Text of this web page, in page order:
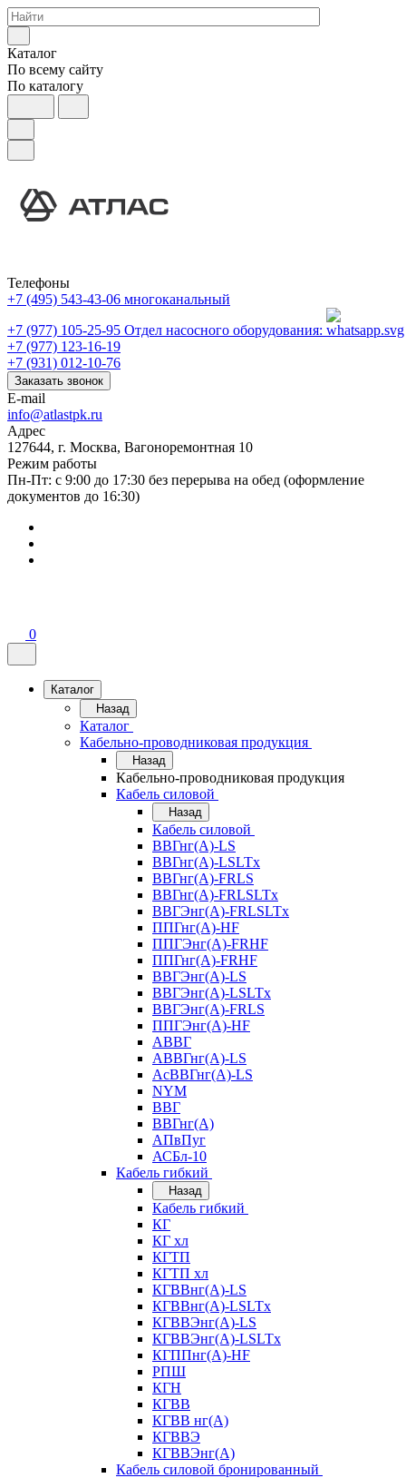
Каталог
По всему сайту
По каталогу
Телефоны
+7 (495) 543-43-06 многоканальный
+7 (977) 105-25-95 Отдел насосного оборудования:
+7 (977) 123-16-19
+7 (931) 012-10-76
Заказать звонок
E-mail
info@atlastpk.ru
Адрес
127644, г. Москва, Вагоноремонтная 10
Режим работы
Пн-Пт: с 9:00 до 17:30 без перерыва на обед (оформление
документов до 16:30)
0
Каталог
Назад
Каталог
Кабельно-проводниковая продукция
Назад
Кабельно-проводниковая продукция
Кабель силовой
Назад
Кабель силовой
ВВГнг(А)-LS
ВВГнг(А)-LSLTx
ВВГнг(А)-FRLS
ВВГнг(А)-FRLSLTx
ВВГЭнг(А)-FRLSLTx
ППГнг(А)-HF
ППГЭнг(А)-FRHF
ППГнг(А)-FRHF
ВВГЭнг(А)-LS
ВВГЭнг(А)-LSLTx
ВВГЭнг(А)-FRLS
ППГЭнг(А)-HF
АВВГ
АВВГнг(А)-LS
АсВВГнг(А)-LS
NYM
ВВГ
ВВГнг(А)
АПвПуг
АСБл-10
Кабель гибкий
Назад
Кабель гибкий
КГ
КГ хл
КГТП
КГТП хл
КГВВнг(А)-LS
КГВВнг(А)-LSLTx
КГВВЭнг(А)-LS
КГВВЭнг(А)-LSLTx
КГППнг(А)-HF
РПШ
КГН
КГВВ
КГВВ нг(А)
КГВВЭ
КГВВЭнг(А)
Кабель силовой бронированный